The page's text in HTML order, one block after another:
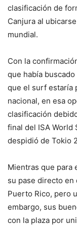
clasificación de
Canjura al
mundial.
Con la
que había
que el surf estaría
nacional, en esa
clasificación
final del ISA World
despidió de Tokio
Mientras que para
su pase directo
Puerto Rico, pero
embargo, sus
con la plaza por